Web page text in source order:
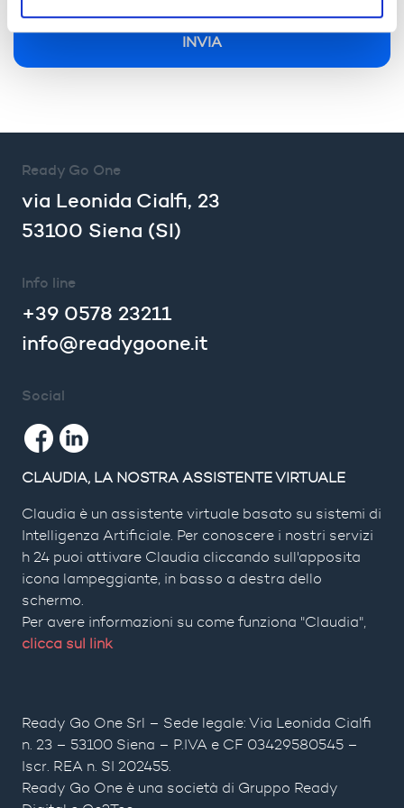
Ready Go One
via Leonida Cialfi, 23
53100 Siena (SI)
Info line
+39 0578 23211
info@readygoone.it
Social
CLAUDIA, LA NOSTRA ASSISTENTE VIRTUALE
Claudia è un assistente virtuale basato su sistemi di
Intelligenza Artificiale. Per conoscere i nostri servizi
h 24 puoi attivare Claudia cliccando sull'apposita
icona lampeggiante, in basso a destra dello
schermo.
Per avere informazioni su come funziona "Claudia",
clicca sul link
Ready Go One Srl – Sede legale: Via Leonida Cialfi
n. 23 – 53100 Siena – P.IVA e CF 03429580545 –
Iscr. REA n. SI 202455.
Ready Go One è una società di Gruppo Ready